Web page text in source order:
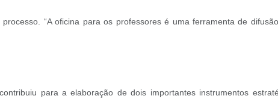
“A oficina para os professores é uma ferramenta de
para a elaboração de dois importantes instrumentos